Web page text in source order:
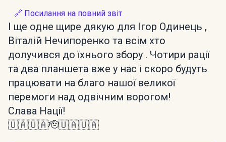
🔗 Посилання на повний звіт
І ще одне щире дякую для Ігор Одинець ,
Віталій Нечипоренко та всім хто
долучився до їхнього збору . Чотири рації
та два планшета вже у нас і скоро будуть
працювати на благо нашої великої
перемоги над одвічним ворогом!
Слава Нації!
🇺🇦🇺🇦🫡🇺🇦🇺🇦